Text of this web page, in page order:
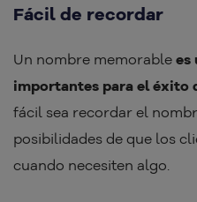
Fácil de recordar
Un nombre memorable es
importantes para el éxito
fácil sea recordar el
posibilidades de que los
cuando necesiten algo.